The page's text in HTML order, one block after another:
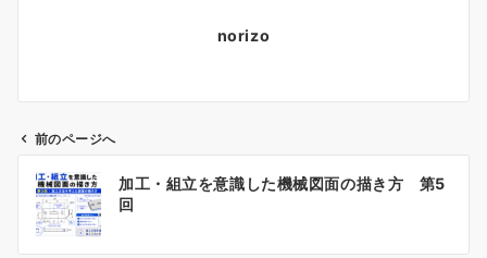
norizo
ビ
前のページへ
加工・組立を意識した機械図面の描き方 第5
回